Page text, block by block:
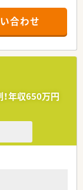
た環境で業務に取
験豊富な方を求め
療に貢献したい方
え、かかりつけ薬
650万円まで相談
合わせ
年収650万円